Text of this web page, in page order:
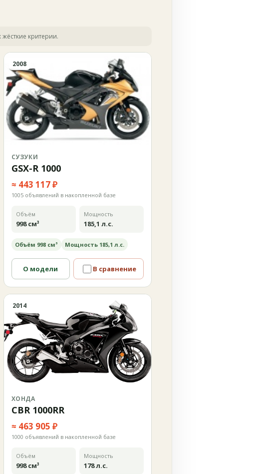
жёсткие критерии.
2008
СУЗУКИ
GSX-R 1000
≈ 443 117 ₽
1005 объявлений в накопленной базе
Объём
998 см³
Мощность
185,1 л.с.
Объём 998 см³ Мощность 185,1 л.с.
О модели В сравнение
2014
ХОНДА
CBR 1000RR
≈ 463 905 ₽
1000 объявлений в накопленной базе
Объём
998 см³
Мощность
178 л.с.